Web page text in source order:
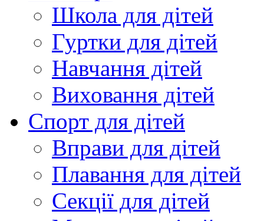
Школа для дітей
Гуртки для дітей
Навчання дітей
Виховання дітей
Спорт для дітей
Вправи для дітей
Плавання для дітей
Секції для дітей